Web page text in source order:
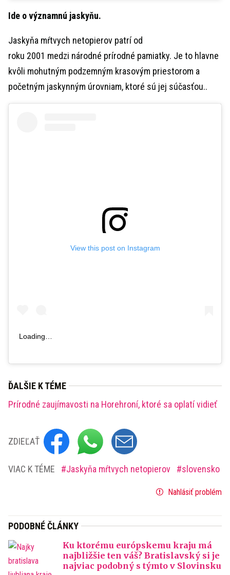
Ide o významnú jaskyňu.
Jaskyňa mŕtvych netopierov patrí od
roku 2001 medzi národné prírodné pamiatky. Je to hlavne
kvôli mohutným podzemným krasovým priestorom a
početným jaskynným úrovniam, ktoré sú jej súčasťou..
View this post on Instagram
Loading…
ĎALŠIE K TÉME
Prírodné zaujímavosti na Horehroní, ktoré sa oplatí vidieť
ZDIEĽAŤ
VIAC K TÉME Jaskyňa mŕtvych netopierov slovensko
Nahlásiť problém
PODOBNÉ ČLÁNKY
Ku ktorému európskemu kraju má
najbližšie ten váš? Bratislavský si je
najviac podobný s týmto v Slovinsku